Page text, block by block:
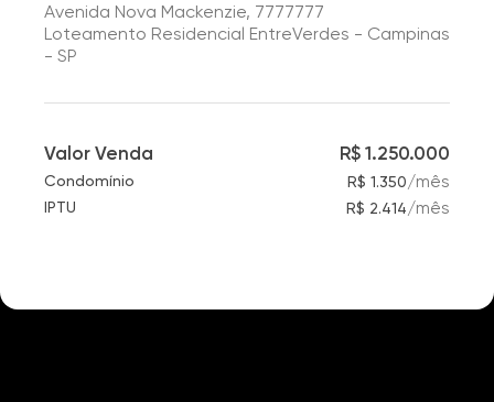
Avenida Nova Mackenzie, 7777777
Loteamento Residencial EntreVerdes - Campinas
- SP
Valor Venda R$ 1.250.000
Condomínio R$ 1.350/mês
IPTU R$ 2.414/mês